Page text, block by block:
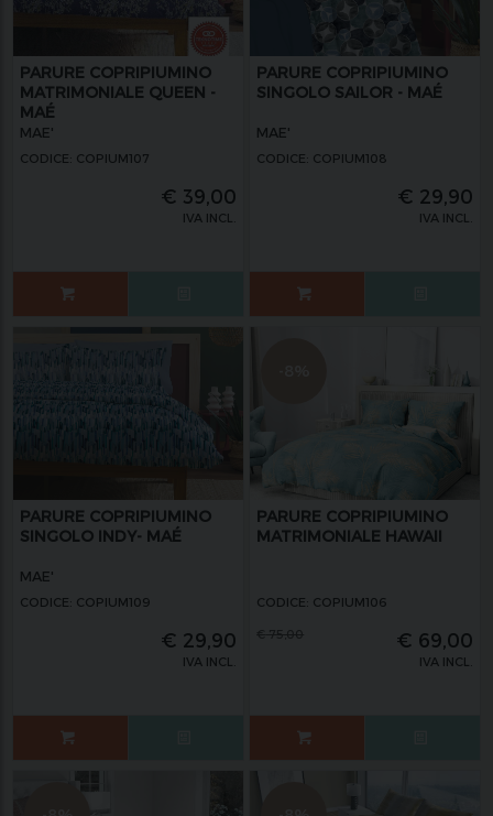
PARURE COPRIPIUMINO
MATRIMONIALE QUEEN -
MAÉ
MAE'
CODICE: COPIUM107
€ 39,00
IVA INCL.
PARURE COPRIPIUMINO
SINGOLO SAILOR - MAÉ
MAE'
CODICE: COPIUM108
€ 29,90
IVA INCL.
PARURE COPRIPIUMINO
SINGOLO INDY- MAÉ
MAE'
CODICE: COPIUM109
€ 29,90
IVA INCL.
PARURE COPRIPIUMINO
MATRIMONIALE HAWAII
CODICE: COPIUM106
€ 69,00
IVA INCL.